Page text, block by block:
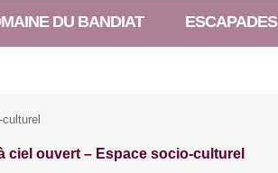
DU BANDIAT ESCAPADES
ciel ouvert – Espace socio-culturel